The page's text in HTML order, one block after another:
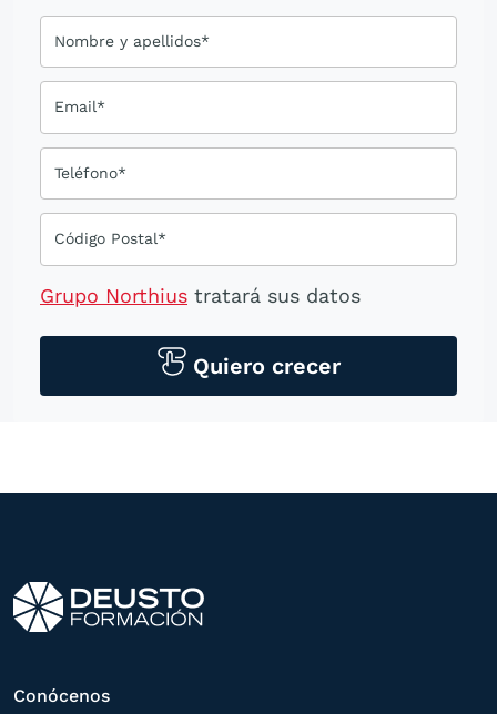
Nombre y apellidos*
Email*
Teléfono*
Código Postal*
Grupo Northius tratará sus datos
tecnológicos, incluso aplicaciones de
mensajería instantánea, con el fin de
otros directamente relacionados con el
correspondiente. Compartiremos su
solicitud con las empresas que conforman
estas puedan hacerle llegar la mejor
Quiero crecer
Conócenos